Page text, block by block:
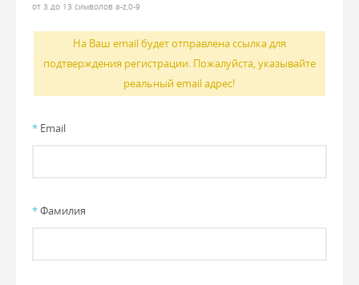
от 3 до 13 символов a-z,0-9
На Ваш email будет отправлена ссылка для
подтверждения регистрации. Пожалуйста, указывайте
реальный email адрес!
* Email
*Фамилия